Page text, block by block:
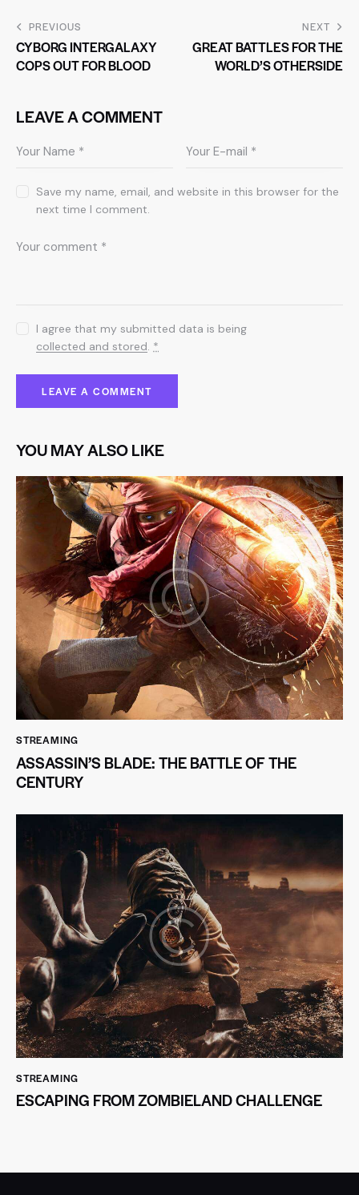
PREVIOUS
CYBORG INTERGALAXY
COPS OUT FOR BLOOD
NEXT
GREAT BATTLES FOR THE
WORLD’S OTHERSIDE
LEAVE A COMMENT
Save my name, email, and website in this browser for the
next time I comment.
I agree that my submitted data is being
collected and stored. *
YOU MAY ALSO LIKE
STREAMING
ASSASSIN’S BLADE: THE BATTLE OF THE
CENTURY
STREAMING
ESCAPING FROM ZOMBIELAND CHALLENGE